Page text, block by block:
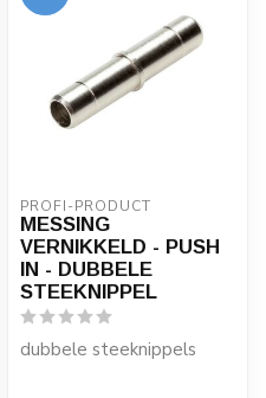
PROFI-PRODUCT
MESSING
VERNIKKELD - PUSH
IN - DUBBELE
STEEKNIPPEL
dubbele steeknippels